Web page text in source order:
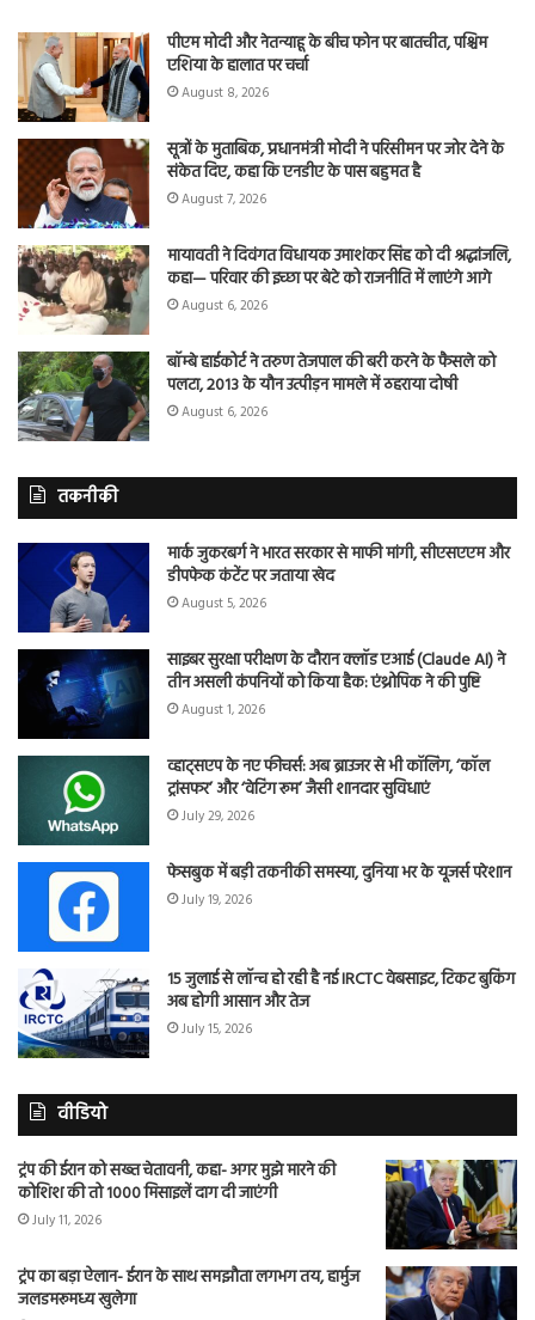
पीएम मोदी और नेतन्याहू के बीच फोन पर बातचीत, पश्चिम
एशिया के हालात पर चर्चा
August 8, 2026
सूत्रों के मुताबिक, प्रधानमंत्री मोदी ने परिसीमन पर जोर देने के
संकेत दिए, कहा कि एनडीए के पास बहुमत है
August 7, 2026
मायावती ने दिवंगत विधायक उमाशंकर सिंह को दी श्रद्धांजलि,
कहा— परिवार की इच्छा पर बेटे को राजनीति में लाएंगे आगे
August 6, 2026
बॉम्बे हाईकोर्ट ने तरुण तेजपाल की बरी करने के फैसले को
पलटा, 2013 के यौन उत्पीड़न मामले में ठहराया दोषी
August 6, 2026
तकनीकी
मार्क जुकरबर्ग ने भारत सरकार से माफी मांगी, सीएसएएम और
डीपफेक कंटेंट पर जताया खेद
August 5, 2026
साइबर सुरक्षा परीक्षण के दौरान क्लॉड एआई (Claude AI) ने
तीन असली कंपनियों को किया हैक: एंथ्रोपिक ने की पुष्टि
August 1, 2026
व्हाट्सएप के नए फीचर्स: अब ब्राउजर से भी कॉलिंग, ‘कॉल
ट्रांसफर’ और ‘वेटिंग रूम’ जैसी शानदार सुविधाएं
July 29, 2026
फेसबुक में बड़ी तकनीकी समस्या, दुनिया भर के यूजर्स परेशान
July 19, 2026
15 जुलाई से लॉन्च हो रही है नई IRCTC वेबसाइट, टिकट बुकिंग
अब होगी आसान और तेज
July 15, 2026
वीडियो
ट्रंप की ईरान को सख्त चेतावनी, कहा- अगर मुझे मारने की
कोशिश की तो 1000 मिसाइलें दाग दी जाएंगी
July 11, 2026
ट्रंप का बड़ा ऐलान- ईरान के साथ समझौता लगभग तय, हार्मुज
जलडमरूमध्य खुलेगा